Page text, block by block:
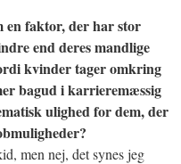
en faktor, der har stor
end deres mandlige
kvinder tager omkring
bagud i karrieremæssig
ulighed for dem, der
men nej, det synes jeg